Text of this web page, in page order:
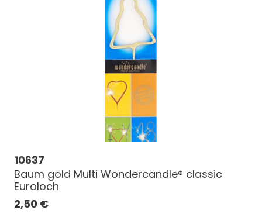
10637
Baum gold Multi Wondercandle® classic
Euroloch
2,50 €